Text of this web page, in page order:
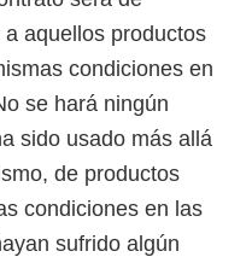
aquellos productos
condiciones en
se hará ningún
sido usado más allá
de productos
condiciones en las
sufrido algún